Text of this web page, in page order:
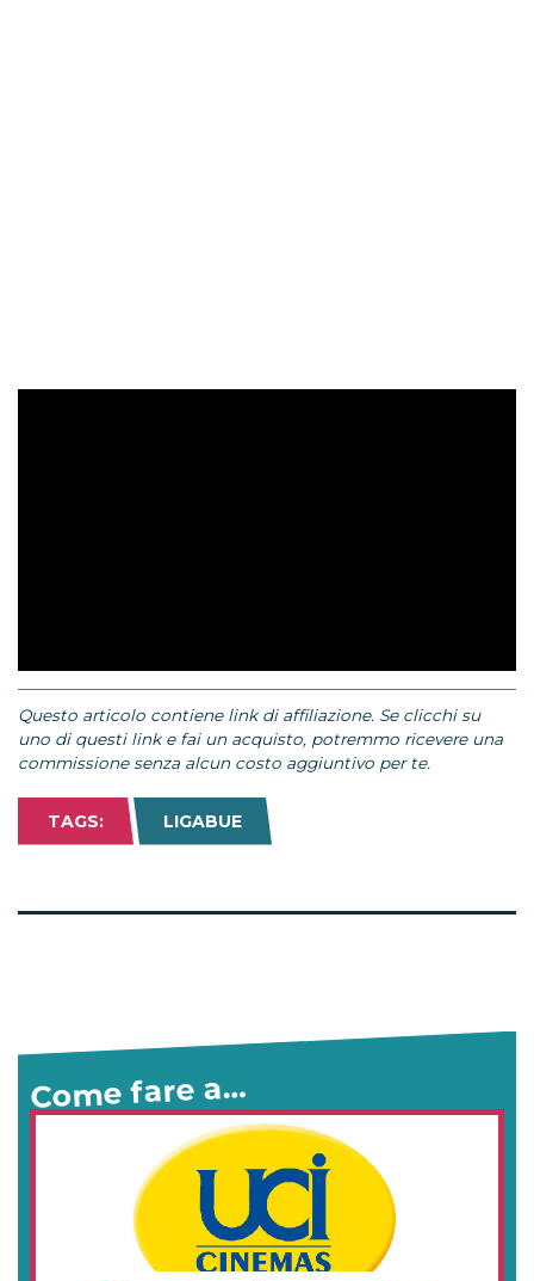
Questo articolo contiene link di affiliazione. Se clicchi su
uno di questi link e fai un acquisto, potremmo ricevere una
commissione senza alcun costo aggiuntivo per te.
TAGS: LIGABUE
Come fare a…